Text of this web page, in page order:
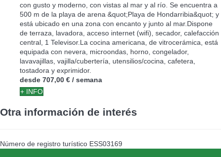
con gusto y moderno, con vistas al mar y al río. Se encuentra a
500 m de la playa de arena &quot;Playa de Hondarribia&quot; y
está ubicado en una zona con encanto y junto al mar.Dispone
de terraza, lavadora, acceso internet (wifi), secador, calefacción
central, 1 Televisor.La cocina americana, de vitrocerámica, está
equipada con nevera, microondas, horno, congelador,
lavavajillas, vajilla/cubertería, utensilios/cocina, cafetera,
tostadora y exprimidor.
desde 707,00 € / semana
+ INFO
Otra información de interés
Número de registro turístico ESS03169